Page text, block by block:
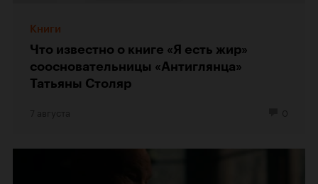
Книги
Что известно о книге «Я есть жир»
соосновательницы «Антиглянца»
Татьяны Столяр